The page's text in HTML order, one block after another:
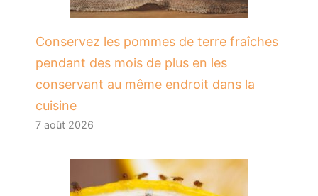
Conservez les pommes de terre fraîches
pendant des mois de plus en les
conservant au même endroit dans la
cuisine
7 août 2026